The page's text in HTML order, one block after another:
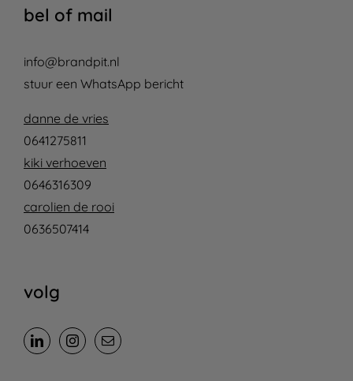
bel of mail
info@brandpit.nl
stuur een WhatsApp bericht
danne de vries
0641275811
kiki verhoeven
0646316309
carolien de rooi
0636507414
volg